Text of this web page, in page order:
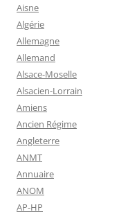
Aisne
Algérie
Allemagne
Allemand
Alsace-Moselle
Alsacien-Lorrain
Amiens
Ancien Régime
Angleterre
ANMT
Annuaire
ANOM
AP-HP